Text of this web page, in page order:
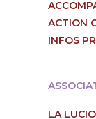
ACTION
INFOS
LA